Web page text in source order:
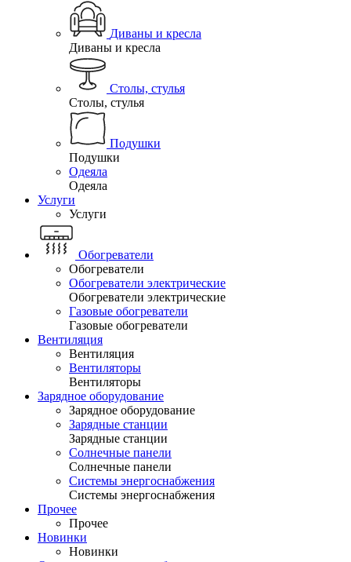
Диваны и кресла
Диваны и кресла
Столы, стулья
Столы, стулья
Подушки
Подушки
Одеяла
Одеяла
Услуги
Услуги
Обогреватели
Обогреватели
Обогреватели электрические
Обогреватели электрические
Газовые обогреватели
Газовые обогреватели
Вентиляция
Вентиляция
Вентиляторы
Вентиляторы
Зарядное оборудование
Зарядное оборудование
Зарядные станции
Зарядные станции
Солнечные панели
Солнечные панели
Системы энергоснабжения
Системы энергоснабжения
Прочее
Прочее
Новинки
Новинки